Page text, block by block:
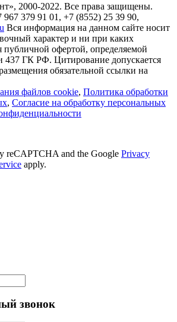
2000-2022. Все права защищены.
379 91 01, +7 (8552) 25 39 90,
Вся информация на данном сайте носит
характер и ни при каких
публичной офертой, определяемой
437 ГК РФ. Цитирование допускается
обязательной ссылки на
файлов cookie, Политика обработки
, Согласие на обработку персональных
reCAPTCHA and the Google Privacy
apply.
звонок